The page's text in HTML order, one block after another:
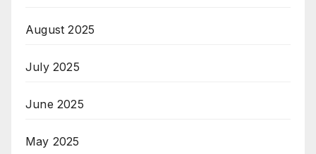
August 2025
July 2025
June 2025
May 2025